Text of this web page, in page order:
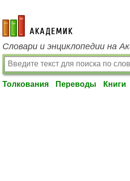
academic.ru
Словари и энциклопедии на
Толкования Переводы Книги